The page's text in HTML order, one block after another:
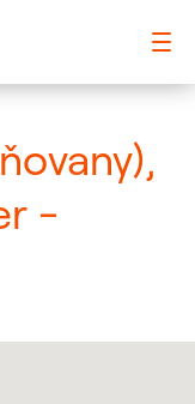
-